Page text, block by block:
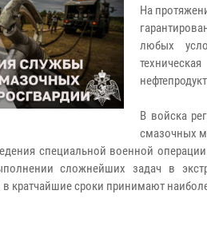
На
любых
В войска
смазочных
специальной военной
сложнейших задач в
кратчайшие сроки принимают